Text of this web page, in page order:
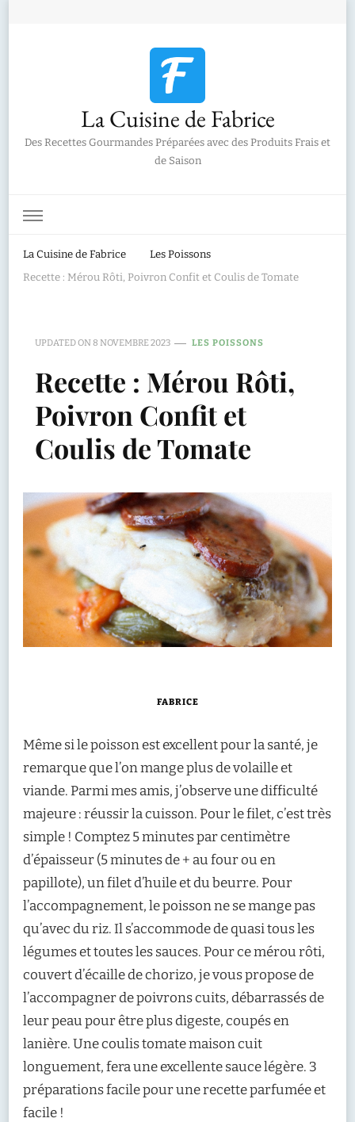
La Cuisine de Fabrice
Des Recettes Gourmandes Préparées avec des Produits Frais et
de Saison
La Cuisine de Fabrice
Les Poissons
Recette : Mérou Rôti, Poivron Confit et Coulis de Tomate
UPDATED ON 8 NOVEMBRE 2023 LES POISSONS
Recette : Mérou Rôti,
Poivron Confit et
Coulis de Tomate
FABRICE
Même si le poisson est excellent pour la santé, je
remarque que l’on mange plus de volaille et
viande. Parmi mes amis, j’observe une difficulté
majeure : réussir la cuisson. Pour le filet, c’est très
simple ! Comptez 5 minutes par centimètre
d’épaisseur (5 minutes de + au four ou en
papillote), un filet d’huile et du beurre. Pour
l’accompagnement, le poisson ne se mange pas
qu’avec du riz. Il s’accommode de quasi tous les
légumes et toutes les sauces. Pour ce mérou rôti,
couvert d’écaille de chorizo, je vous propose de
l’accompagner de poivrons cuits, débarrassés de
leur peau pour être plus digeste, coupés en
lanière. Une coulis tomate maison cuit
longuement, fera une excellente sauce légère. 3
préparations facile pour une recette parfumée et
facile !